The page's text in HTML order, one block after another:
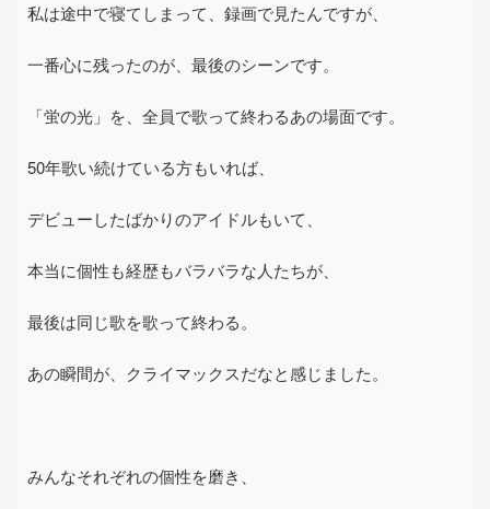
私は途中で寝てしまって、録画で見たんですが、
一番心に残ったのが、最後のシーンです。
「蛍の光」を、全員で歌って終わるあの場面です。
50年歌い続けている方もいれば、
デビューしたばかりのアイドルもいて、
本当に個性も経歴もバラバラな人たちが、
最後は同じ歌を歌って終わる。
あの瞬間が、クライマックスだなと感じました。
みんなそれぞれの個性を磨き、